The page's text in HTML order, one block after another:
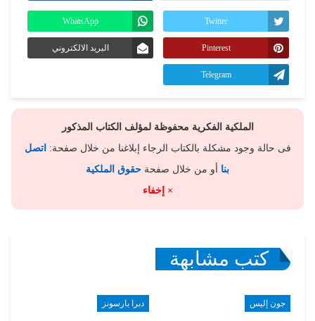
Twitter
WhatsApp
Pinterest البريد الالكتروني
Telegram
الملكية الفكرية محفوظة لمؤلف الكتاب المذكور
فى حالة وجود مشكلة بالكتاب الرجاء إبلاغنا من خلال صفحة: اتصل
بنا أو من خلال صفحة حقوق الملكية
× إخفاء
كتب مشابهة
جون إليس دبرا بارسونز